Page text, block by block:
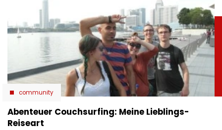
community
Abenteuer Couchsurfing: Meine Lieblings-
Reiseart